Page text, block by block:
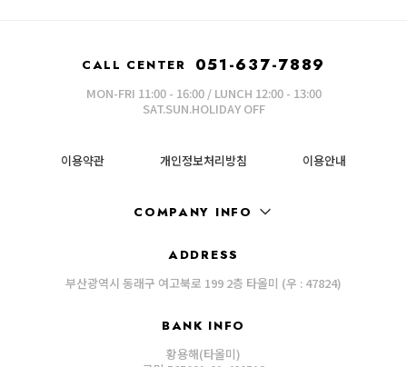
CALL CENTER 051-637-7889
MON-FRI 11:00 - 16:00 / LUNCH 12:00 - 13:00
SAT.SUN.HOLIDAY OFF
이용약관 개인정보처리방침 이용안내
COMPANY INFO
ADDRESS
부산광역시 동래구 여고북로 199 2층 타올미 (우 : 47824)
BANK INFO
황용해(타올미)